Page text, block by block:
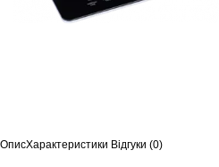
ОписХарактеристики Відгуки (0)